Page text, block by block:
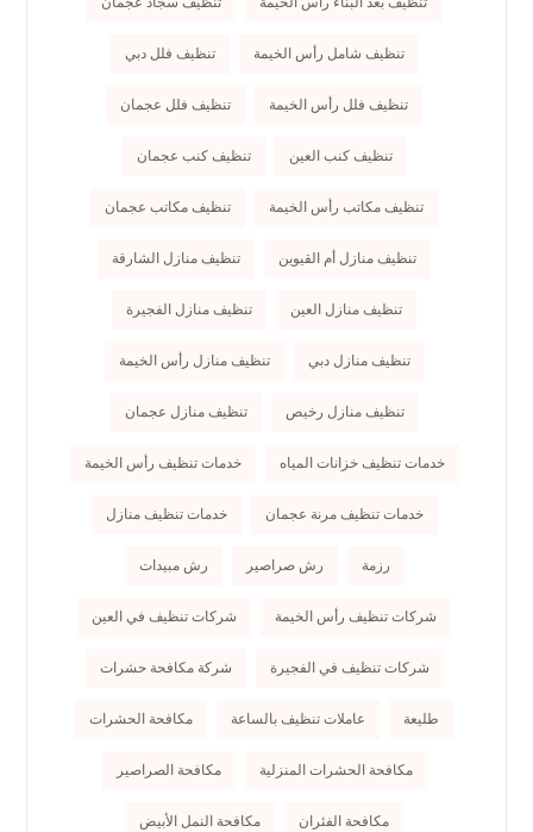
تنظيف شامل رأس الخيمة تنظيف فلل دبي
تنظيف فلل رأس الخيمة تنظيف فلل عجمان
تنظيف كنب العين تنظيف كنب عجمان
تنظيف مكاتب رأس الخيمة تنظيف مكاتب عجمان
تنظيف منازل أم القيوين تنظيف منازل الشارقة
تنظيف منازل العين تنظيف منازل الفجيرة
تنظيف منازل دبي تنظيف منازل رأس الخيمة
تنظيف منازل رخيص تنظيف منازل عجمان
خدمات تنظيف خزانات المياه خدمات تنظيف رأس الخيمة
خدمات تنظيف مرنة عجمان خدمات تنظيف منازل
رزمة رش صراصير رش مبيدات
شركات تنظيف رأس الخيمة شركات تنظيف في العين
شركات تنظيف في الفجيرة شركة مكافحة حشرات
طليعة عاملات تنظيف بالساعة مكافحة الحشرات
مكافحة الحشرات المنزلية مكافحة الصراصير
مكافحة الفئران مكافحة النمل الأبيض